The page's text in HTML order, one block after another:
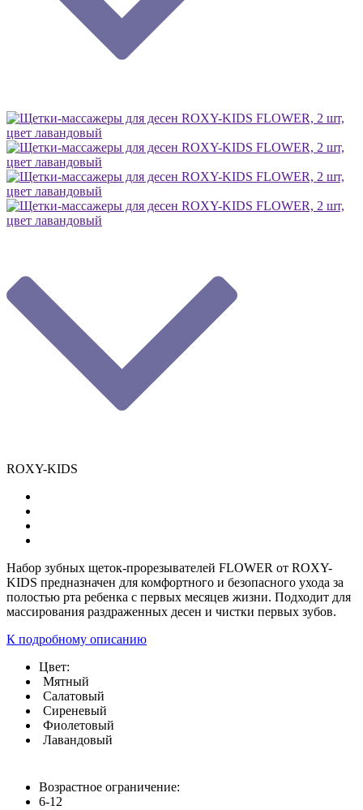
ROXY-KIDS
Набор зубных щеток-прорезывателей FLOWER от ROXY-
KIDS предназначен для комфортного и безопасного ухода за
полостью рта ребенка с первых месяцев жизни. Подходит для
массирования раздраженных десен и чистки первых зубов.
К подробному описанию
Цвет:
Мятный
Салатовый
Сиреневый
Фиолетовый
Лавандовый
Возрастное ограничение:
6-12